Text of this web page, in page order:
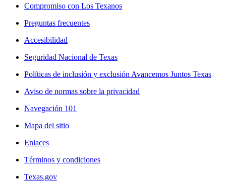
Compromiso con Los Texanos
Preguntas frecuentes
Accesibilidad
Seguridad Nacional de Texas
Políticas de inclusión y exclusión Avancemos Juntos Texas
Aviso de normas sobre la privacidad
Navegación 101
Mapa del sitio
Enlaces
Términos y condiciones
Texas.gov